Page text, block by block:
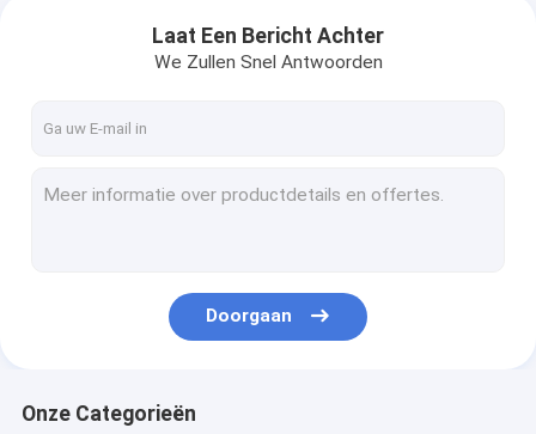
Laat Een Bericht Achter
We Zullen Snel Antwoorden
Doorgaan
Onze Categorieën